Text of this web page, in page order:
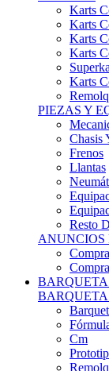
Karts
Karts
Karts
Karts
Karts
PIEZAS Y
Chasis
Frenos
Llantas
Resto
ANUNCIOS
Cm